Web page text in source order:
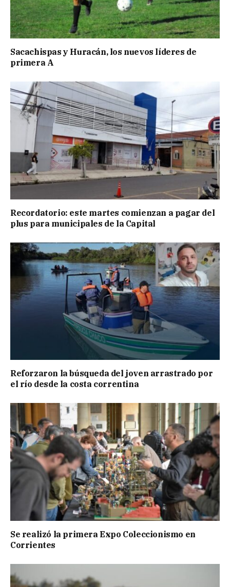
Sacachispas y Huracán, los nuevos líderes de
primera A
Recordatorio: este martes comienzan a pagar del
plus para municipales de la Capital
Reforzaron la búsqueda del joven arrastrado por
el río desde la costa correntina
Se realizó la primera Expo Coleccionismo en
Corrientes